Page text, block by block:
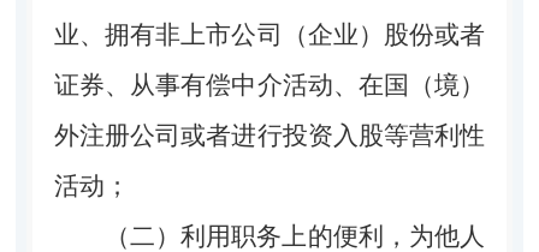
业、拥有非上市公司（企业）股份或者
证券、从事有偿中介活动、在国（境）
外注册公司或者进行投资入股等营利性
活动；
（二）利用职务上的便利，为他人